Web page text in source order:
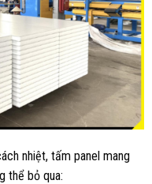
nhiệt, tấm panel mang
thể bỏ qua: